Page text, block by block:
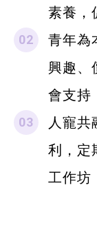
悅麗居
就業及求
特別服務
最新消息
服務單位
素養，
青年為
興趣、
會支持
人寵共
利，定
工作坊